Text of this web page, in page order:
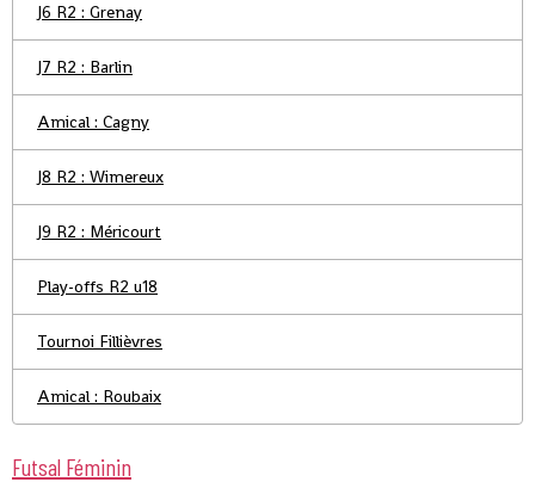
J6 R2 : Grenay
J7 R2 : Barlin
Amical : Cagny
J8 R2 : Wimereux
J9 R2 : Méricourt
Play-offs R2 u18
Tournoi Fillièvres
Amical : Roubaix
Futsal Féminin